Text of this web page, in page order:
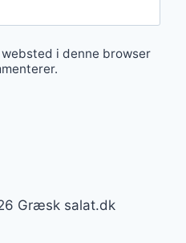
i denne browser
Græsk salat.dk